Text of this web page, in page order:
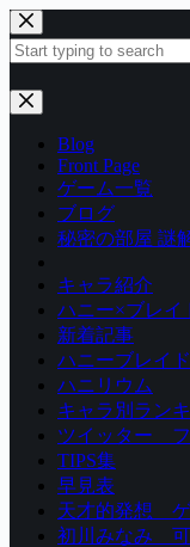
コ
ン
テ
ン
ツ
結
Blog
Front Page
ゲーム一覧
ブログ
秘密の部屋 謎
キャラ紹介
ハニー×ブレイ
新着記事
ハニーブレイ
ハニリウム
キャラ別ランキ
ツイッター フ
TIPS集
早見表
天才的発想
初川みなみ 可